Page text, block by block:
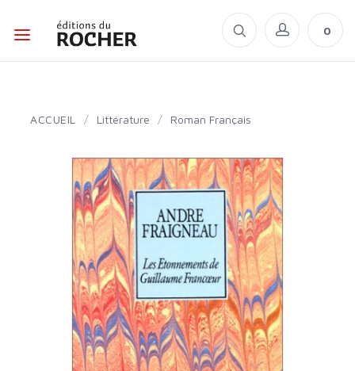
0
ACCUEIL / Littérature / Roman Français